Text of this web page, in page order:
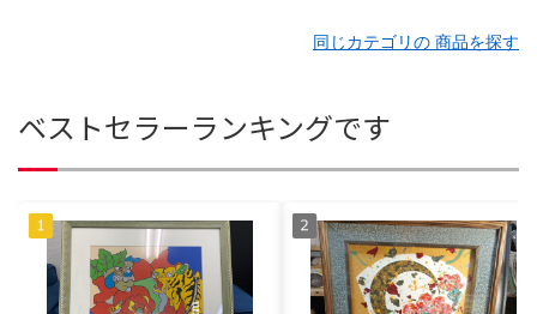
同じカテゴリの 商品を探す
ベストセラーランキングです